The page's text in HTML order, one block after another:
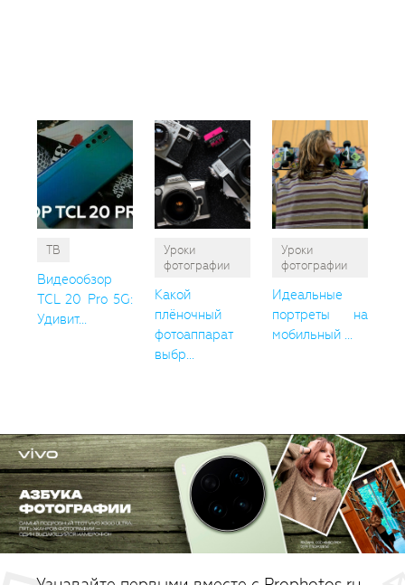
ТВ
Видеообзор
TCL 20 Pro 5G:
Удивит...
Уроки
фотографии
Какой
плёночный
фотоаппарат
выбр...
Уроки
фотографии
Идеальные
портреты на
мобильный ...